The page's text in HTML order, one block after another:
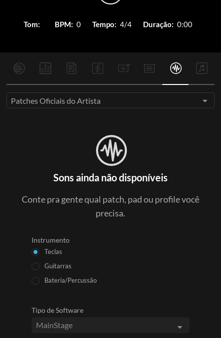
Tom: BPM: 0 Tempo: 4/4 Duração: 0:00
Patches Oficiais do Artista
Sons ainda não disponíveis
Conte pra gente qual patch, pad ou profile você
precisa.
Instrumento
Teclas
Guitarras
Bateria/Percussão
Tipo de Software